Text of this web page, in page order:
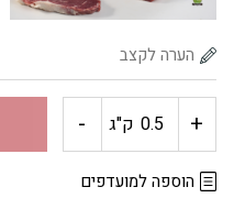
בריא"
+ כמות
של
ק"ג -
הוספה למועדפים